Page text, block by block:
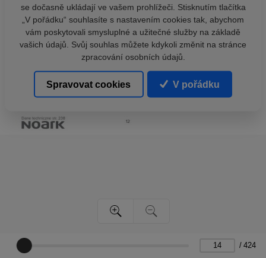
/ 424
se dočasně ukládají ve vašem prohlížeči. Stisknutím tlačítka
„V pořádku“ souhlasíte s nastavením cookies tak, abychom
vám poskytovali smysluplné a užitečné služby na základě
vašich údajů. Svůj souhlas můžete kdykoli změnit na stránce
zpracování osobních údajů.
Spravovat cookies V pořádku